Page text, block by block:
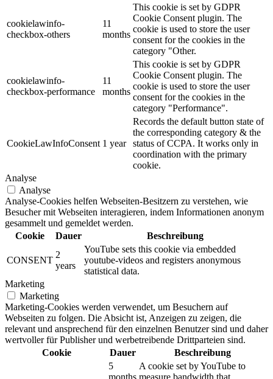
cookielawinfo-
checkbox-others
11
months
This cookie is set by GDPR
Cookie Consent plugin. The
cookie is used to store the user
consent for the cookies in the
category "Other.
cookielawinfo-
checkbox-performance
11
months
This cookie is set by GDPR
Cookie Consent plugin. The
cookie is used to store the user
consent for the cookies in the
category "Performance".
CookieLawInfoConsent 1 year
Records the default button state of
the corresponding category & the
status of CCPA. It works only in
coordination with the primary
cookie.
Analyse
Analyse
Analyse-Cookies helfen Webseiten-Besitzern zu verstehen, wie
Besucher mit Webseiten interagieren, indem Informationen anonym
gesammelt und gemeldet werden.
Cookie
Dauer Beschreibung
CONSENT
2
years
YouTube sets this cookie via embedded
youtube-videos and registers anonymous
statistical data.
Marketing
Marketing
Marketing-Cookies werden verwendet, um Besuchern auf
Webseiten zu folgen. Die Absicht ist, Anzeigen zu zeigen, die
relevant und ansprechend für den einzelnen Benutzer sind und daher
wertvoller für Publisher und werbetreibende Drittparteien sind.
Cookie
Dauer Beschreibung
5
A cookie set by YouTube to